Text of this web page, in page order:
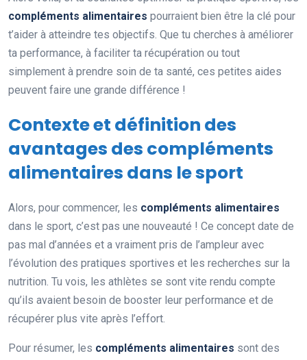
compléments alimentaires pourraient bien être la clé pour
t’aider à atteindre tes objectifs. Que tu cherches à améliorer
ta performance, à faciliter ta récupération ou tout
simplement à prendre soin de ta santé, ces petites aides
peuvent faire une grande différence !
Contexte et définition des
avantages des compléments
alimentaires dans le sport
Alors, pour commencer, les compléments alimentaires
dans le sport, c’est pas une nouveauté ! Ce concept date de
pas mal d’années et a vraiment pris de l’ampleur avec
l’évolution des pratiques sportives et les recherches sur la
nutrition. Tu vois, les athlètes se sont vite rendu compte
qu’ils avaient besoin de booster leur performance et de
récupérer plus vite après l’effort.
Pour résumer, les compléments alimentaires sont des